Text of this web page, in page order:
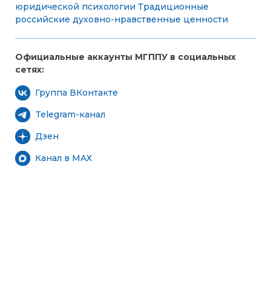
юридической психологии Традиционные
российские духовно-нравственные ценности
Официальные аккаунты МГППУ в социальных
сетях:
Группа ВКонтакте
Telegram-канал
Дзен
Канал в MAX